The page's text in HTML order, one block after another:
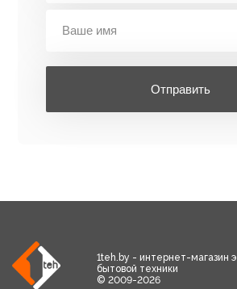
Отправить
1teh.by - интернет-магазин
бытовой техники
© 2009-2026